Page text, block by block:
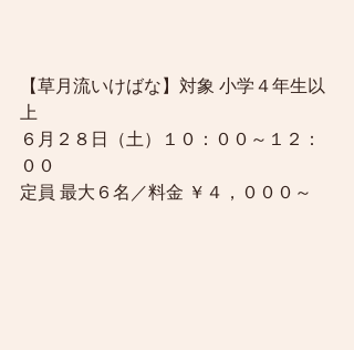
【草月流いけばな】対象 小学４年生以
上
６月２８日（土）１０：００～１２：
００
定員 最大６名／料金 ￥４，０００～